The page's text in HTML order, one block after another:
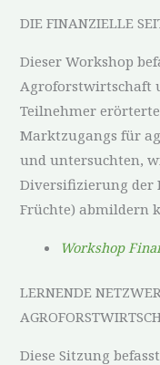
DIE FINANZIELLE
Dieser Workshop
Agroforstwirtschaft
Teilnehmer
Marktzugangs für
und untersuchten,
Diversifizierung der
Früchte) abmildern
Workshop
LERNENDE
Diese Sitzung